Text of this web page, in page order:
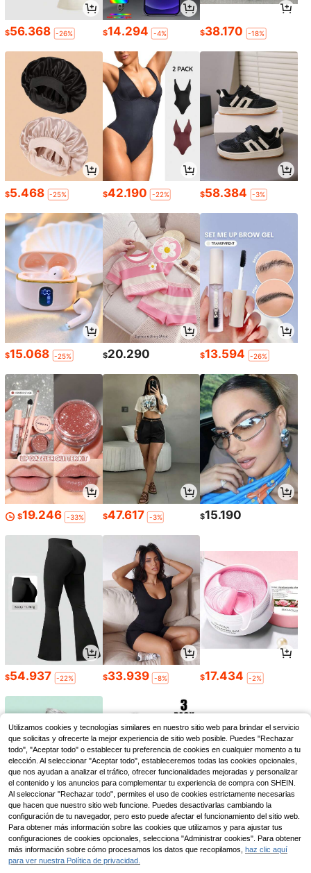
$56.368 -26% $14.294 -4% $38.170 -18%
$5.468 -25% $42.190 -22% $58.384 -3%
$15.068 -25% $20.290 $13.594 -26%
$19.246 -33% $47.617 -3% $15.190
$54.937 -22% $33.939 -8% $17.434 -2%
$24.177 -41% $41.346 -23% $24.676 -16%
Utilizamos cookies y tecnologías similares en nuestro sitio web para brindar el servicio
que solicitas y ofrecerte la mejor experiencia de sitio web posible. Puedes "Rechazar
todo", "Aceptar todo" o establecer tu preferencia de cookies en cualquier momento a tu
elección. Al seleccionar "Aceptar todo", estableceremos todas las cookies opcionales,
que nos ayudan a analizar el tráfico, ofrecer funcionalidades mejoradas y personalizar
el contenido y los anuncios para complementar tu experiencia de compra con SHEIN.
Al seleccionar "Rechazar todo", permites el uso de cookies estrictamente necesarias
que hacen que nuestro sitio web funcione. Puedes desactivarlas cambiando la
configuración de tu navegador, pero esto puede afectar el funcionamiento del sitio web.
Para obtener más información sobre las cookies que utilizamos y para ajustar tus
configuraciones de cookies opcionales, selecciona "Administrar cookies". Para obtener
más información sobre cómo procesamos los datos que recopilamos, haz clic aquí
para ver nuestra Política de privacidad.